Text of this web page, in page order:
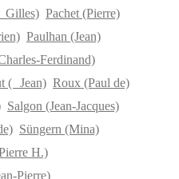
Gilles) Pachet (Pierre)
Paulhan (Jean)
Ferdinand)
( Jean) Roux (Paul de)
Salgon (Jean-Jacques)
Süngern (Mina)
H.)
Pierre)